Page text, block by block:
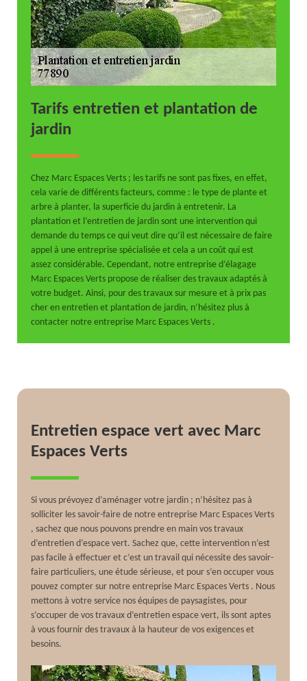
Tarifs entretien et plantation de
jardin
Chez Marc Espaces Verts ; les tarifs ne sont pas fixes, en effet,
cela varie de différents facteurs, comme : le type de plante et
arbre à planter, la superficie du jardin à entretenir. La
plantation et l’entretien de jardin sont une intervention qui
demande du temps ce qui veut dire qu’il est nécessaire de faire
appel à une entreprise spécialisée et cela a un coût qui est
assez considérable. Cependant, notre entreprise d’élagage
Marc Espaces Verts propose de réaliser des travaux adaptés à
votre budget. Ainsi, pour des travaux sur mesure et à prix pas
cher en entretien et plantation de jardin, n’hésitez plus à
contacter notre entreprise Marc Espaces Verts .
Entretien espace vert avec Marc
Espaces Verts
Si vous prévoyez d’aménager votre jardin ; n’hésitez pas à
solliciter les savoir-faire de notre entreprise Marc Espaces Verts
, sachez que nous pouvons prendre en main vos travaux
d’entretien d’espace vert. Sachez que, cette intervention n’est
pas facile à effectuer et c’est un travail qui nécessite des savoir-
faire particuliers, une étude sérieuse, et pour s’en occuper vous
pouvez compter sur notre entreprise Marc Espaces Verts . Nous
mettons à votre service nos équipes de paysagistes, pour
s’occuper de vos travaux d’entretien espace vert, ils sont aptes
à vous fournir des travaux à la hauteur de vos exigences et
besoins.